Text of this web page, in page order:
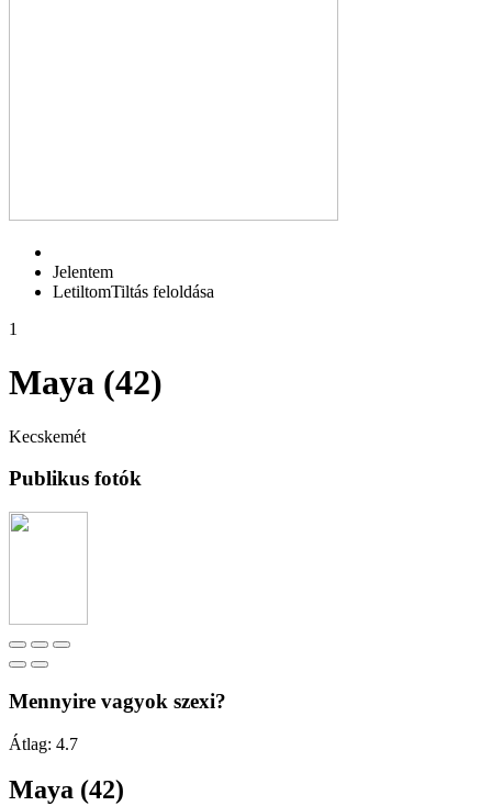
Jelentem
LetiltomTiltás feloldása
1
Maya (42)
Kecskemét
Publikus fotók
Mennyire vagyok szexi?
Átlag: 4.7
Maya (42)